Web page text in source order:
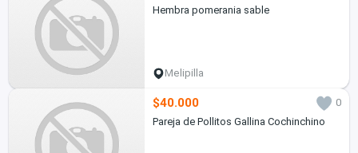
Hembra pomerania sable
Melipilla
$40.000
0
Pareja de Pollitos Gallina Cochinchino